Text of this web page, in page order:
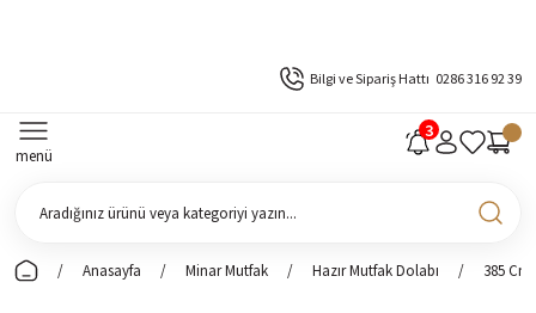
Bilgi ve Sipariş Hattı 0286 316 92 39
menü
Anasayfa Minar Mutfak Hazır Mutfak Dolabı 385 Cm